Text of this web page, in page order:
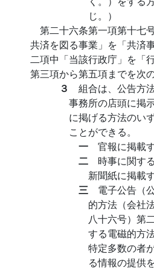
じ。）
第二十六条第一項第十七
共済を図る事業」を「共済
二項中「当該行政庁」を「
第三項から第五項までを次
３ 組合は、公告方
事務所の店頭に掲
に掲げる方法のい
ことができる。
一 官報に掲載
二 時事に関す
新聞紙に掲載
三 電子公告（
的方法（会社
八十六号）第
する電磁的方
特定多数の者
る情報の提供